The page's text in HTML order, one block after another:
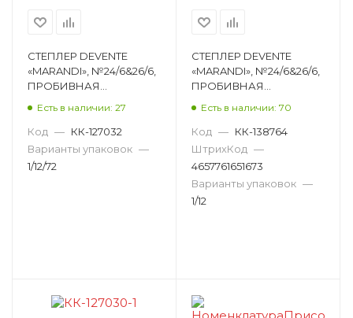
СТЕПЛЕР DEVENTE
«MARANDI», №24/6&26/6,
ПРОБИВНАЯ
ЛАВАНДОВЫЙ 4142202
Есть в наличии: 27
Код — КК-127032
Варианты упаковок —
1/12/72
СТЕПЛЕР DEVENTE
«MARANDI», №24/6&26/6,
ПРОБИВНАЯ
ПЫЛЬНАЯ РОЗА
4142204
Есть в наличии: 70
Код — КК-138764
ШтрихКод —
4657761651673
Варианты упаковок —
1/12